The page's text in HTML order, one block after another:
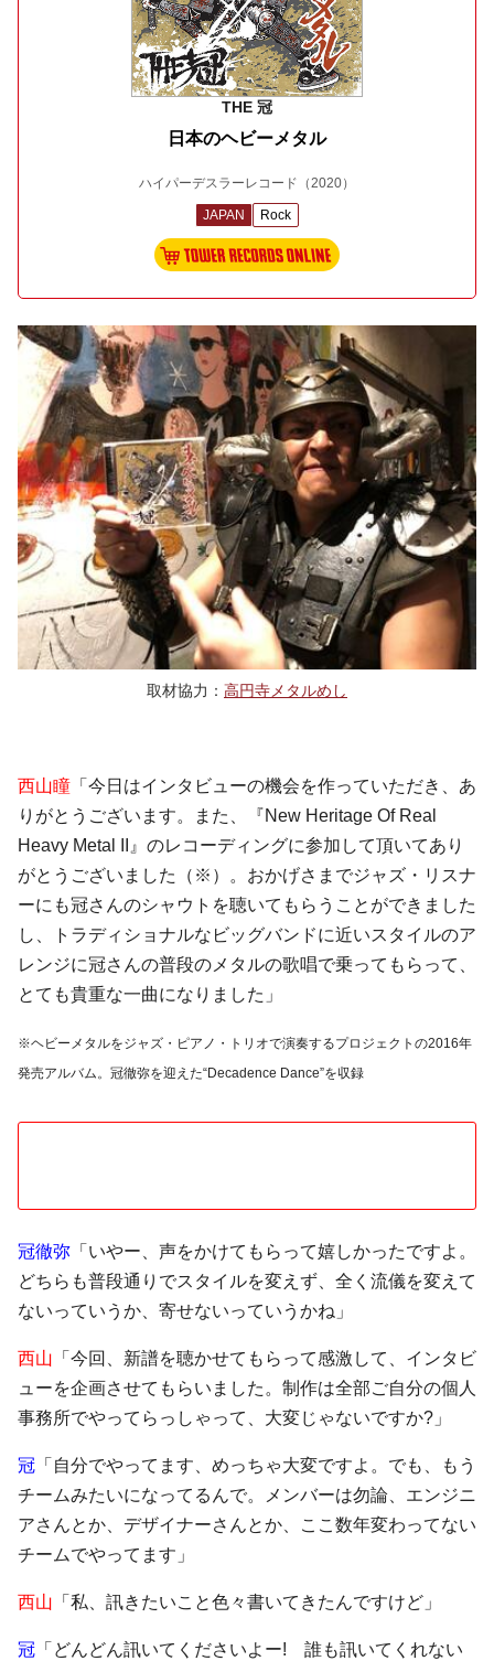
THE 冠
日本のヘビーメタル
ハイパーデスラーレコード （2020）
JAPAN Rock
取材協力： 高円寺メタルめし
西山瞳 「今日はインタビューの機会を作っていただき、あ
りがとうございます。また、『New Heritage Of Real
Heavy Metal II』のレコーディングに参加して頂いてあり
がとうございました（※）。おかげさまでジャズ・リスナ
ーにも冠さんのシャウトを聴いてもらうことができました
し、トラディショナルなビッグバンドに近いスタイルのア
レンジに冠さんの普段のメタルの歌唱で乗ってもらって、
とても貴重な一曲になりました」
※ヘビーメタルをジャズ・ピアノ・トリオで演奏するプロジェクトの2016年
発売アルバム。冠徹弥を迎えた“Decadence Dance”を収録
冠徹弥 「いやー、声をかけてもらって嬉しかったですよ。
どちらも普段通りでスタイルを変えず、全く流儀を変えて
ないっていうか、寄せないっていうかね」
西山 「今回、新譜を聴かせてもらって感激して、インタビ
ューを企画させてもらいました。制作は全部ご自分の個人
事務所でやってらっしゃって、大変じゃないですか?」
冠 「自分でやってます、めっちゃ大変ですよ。でも、もう
チームみたいになってるんで。メンバーは勿論、エンジニ
アさんとか、デザイナーさんとか、ここ数年変わってない
チームでやってます」
西山 「私、訊きたいこと色々書いてきたんですけど」
冠 「どんどん訊いてくださいよー! 誰も訊いてくれない